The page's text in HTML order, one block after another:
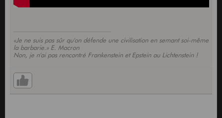
«Je ne suis pas sûr qu'on défende une civilisation en semant soi-même
la barbarie.» E. Macron
Non, je n'ai pas rencontré Frankenstein et Epstein au Lichtenstein !